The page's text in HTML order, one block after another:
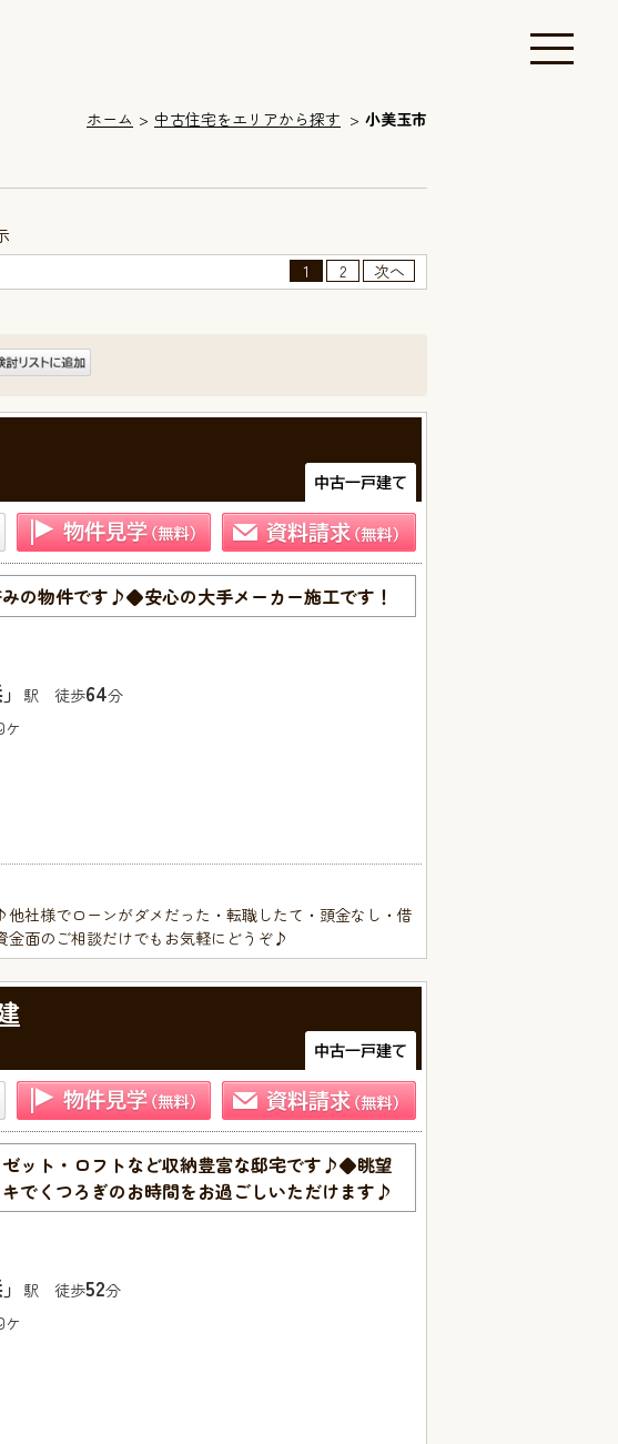
ホーム 中古住宅をエリアから探す 小美玉市
1 2
次へ
の物件です♪◆安心の大手メーカー施工です！
駅 徒歩64分
社様でローンがダメだった・転職したて・頭金なし・借
ット・ロフトなど収納豊富な邸宅です♪◆眺望
でくつろぎのお時間をお過ごしいただけます♪
駅 徒歩52分